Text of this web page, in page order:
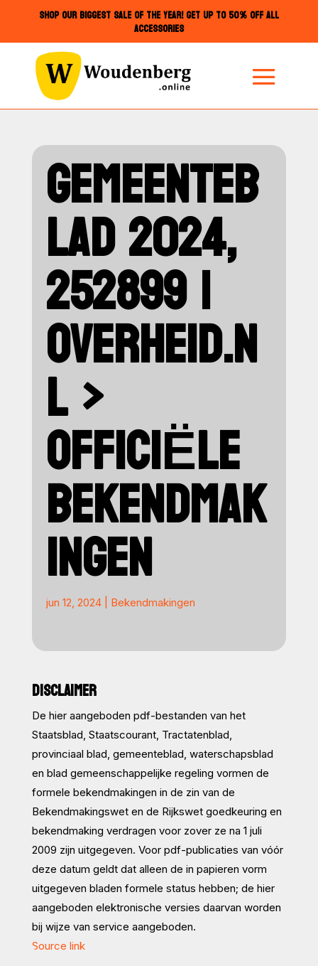
SHOP OUR BIGGEST SALE OF THE YEAR! GET UP TO 50% OFF ALL
ACCESSORIES
GEMEENTEB
LAD 2024,
252899 |
OVERHEID.N
L >
OFFICIËLE
BEKENDMAK
INGEN
jun 12, 2024| Bekendmakingen
DISCLAIMER
De hier aangeboden pdf-bestanden van het
Staatsblad, Staatscourant, Tractatenblad,
provinciaal blad, gemeenteblad, waterschapsblad
en blad gemeenschappelijke regeling vormen de
formele bekendmakingen in de zin van de
Bekendmakingswet en de Rijkswet goedkeuring en
bekendmaking verdragen voor zover ze na 1 juli
2009 zijn uitgegeven. Voor pdf-publicaties van vóór
deze datum geldt dat alleen de in papieren vorm
uitgegeven bladen formele status hebben; de hier
aangeboden elektronische versies daarvan worden
bij wijze van service aangeboden.
Source link